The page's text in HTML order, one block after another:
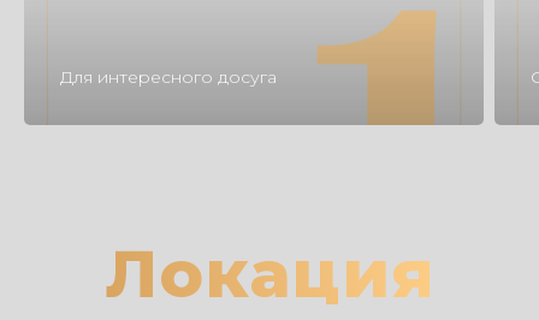
Для интересного досуга
Локация